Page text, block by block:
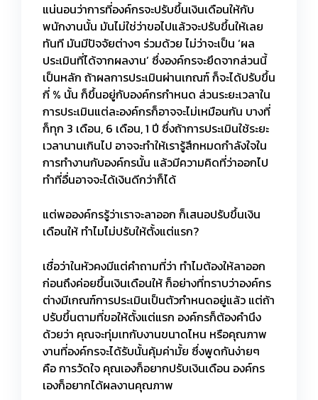
แน่นอนว่าการที่องค์กรจะปรับขึ้นเงินเดือนให้กับ
พนักงานนั้น มันไม่ใช่ว่าขอไปแล้วจะปรับขึ้นให้เลย
ทันที มันมีปัจจัยต่างๆ ร่วมด้วย ไม่ว่าจะเป็น ‘ผล
ประเมินที่ได้จากผลงาน’ ซึ่งองค์กรจะยึดจากส่วนนี้
เป็นหลัก ถ้าผลการประเมินผ่านเกณฑ์ ก็จะได้ปรับขึ้น
กี่ % นั้น ก็ขึ้นอยู่กับองค์กรกำหนด ส่วนระยะเวลาใน
การประเมินแต่ละองค์กรก็อาจจะไม่เหมือนกัน บางที่
ก็ทุก 3 เดือน, 6 เดือน, 1 ปี ซึ่งถ้าการประเมินใช้ระยะ
เวลานานเกินไป อาจจะทำให้เรารู้สึกหมดกำลังใจใน
การทำงานกับองค์กรนั้น แล้วมีความคิดที่ว่าออกไป
ทำที่อื่นอาจจะได้เงินดีกว่าก็ได้
แต่พอองค์กรรู้ว่าเราจะลาออก ก็เสนอปรับขึ้นเงิน
เดือนให้ ทำไมไม่ปรับให้ตั้งแต่แรก?
เชื่อว่าในหัวคงมีแต่คำถามที่ว่า ทำไมต้องให้ลาออก
ก่อนถึงค่อยขึ้นเงินเดือนให้ ก็อย่างที่ทราบว่าองค์กร
ต่างมีเกณฑ์การประเมินเป็นตัวกำหนดอยู่แล้ว แต่ถ้า
ปรับขึ้นตามที่ขอให้ตั้งแต่แรก องค์กรก็ต้องคำนึง
ด้วยว่า คุณจะทุ่มเทกับงานขนาดไหน หรือคุณภาพ
งานที่องค์กรจะได้รับนั้นคุ้มค่ามั้ย ซึ่งพูดกันง่ายๆ
คือ การวัดใจ คุณเองก็อยากปรับเงินเดือน องค์กร
เองก็อยากได้ผลงานคุณภาพ